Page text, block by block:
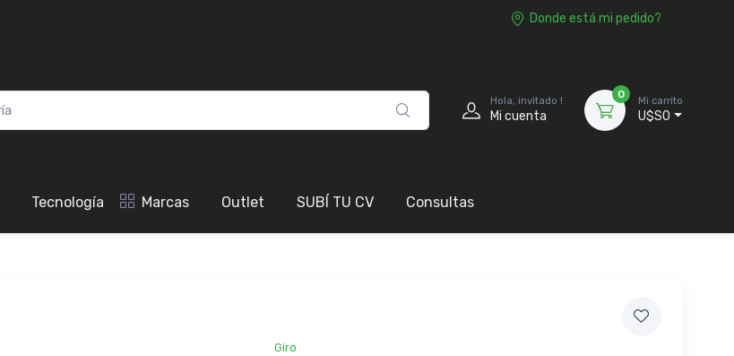
Donde está mi pedido?
Hola, invitado !
Mi cuenta
0
Mi carrito
U$S0
Tecnología Marcas Outlet SUBÍ TU CV Consultas
Giro